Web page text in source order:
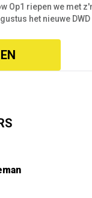
Op1 riepen we met
het nieuwe DWD